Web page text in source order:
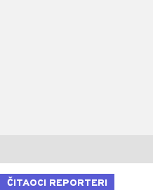
ČITAOCI REPORTERI